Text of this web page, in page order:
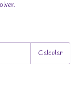
Calcular